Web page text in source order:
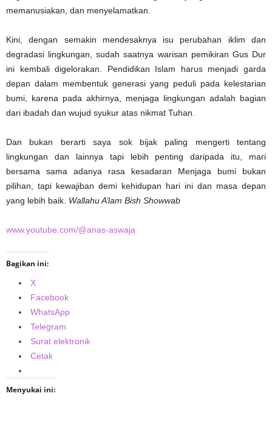
memanusiakan, dan menyelamatkan.
Kini, dengan semakin mendesaknya isu perubahan iklim dan
degradasi lingkungan, sudah saatnya warisan pemikiran Gus Dur
ini kembali digelorakan. Pendidikan Islam harus menjadi garda
depan dalam membentuk generasi yang peduli pada kelestarian
bumi, karena pada akhirnya, menjaga lingkungan adalah bagian
dari ibadah dan wujud syukur atas nikmat Tuhan.
Dan bukan berarti saya sok bijak paling mengerti tentang
lingkungan dan lainnya tapi lebih penting daripada itu, mari
bersama sama adanya rasa kesadaran Menjaga bumi bukan
pilihan, tapi kewajiban demi kehidupan hari ini dan masa depan
yang lebih baik. Wallahu A’lam Bish Showwab
www.youtube.com/@anas-aswaja
Bagikan ini:
X
Facebook
WhatsApp
Telegram
Surat elektronik
Cetak
Menyukai ini: